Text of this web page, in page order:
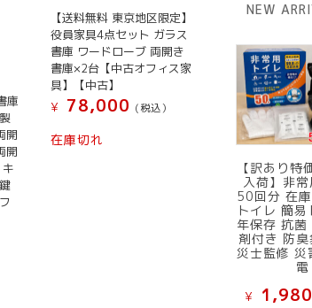
庫
開
開
【送料無料 東京地区限定】
役員家具4点セット ガラス
書庫 ワードローブ 両開き
書庫×2台【中古オフィス家
具】【中古】
¥
78,000 (税込）
在庫切れ
NEW
【訳あり特
入荷】非
50回分 在
トイレ 簡
年保存 抗菌
剤付き 防
災士監修 災
電
¥ 1,980